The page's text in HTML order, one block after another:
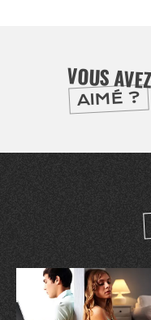
VOUS AVEZ
AIMÉ ?